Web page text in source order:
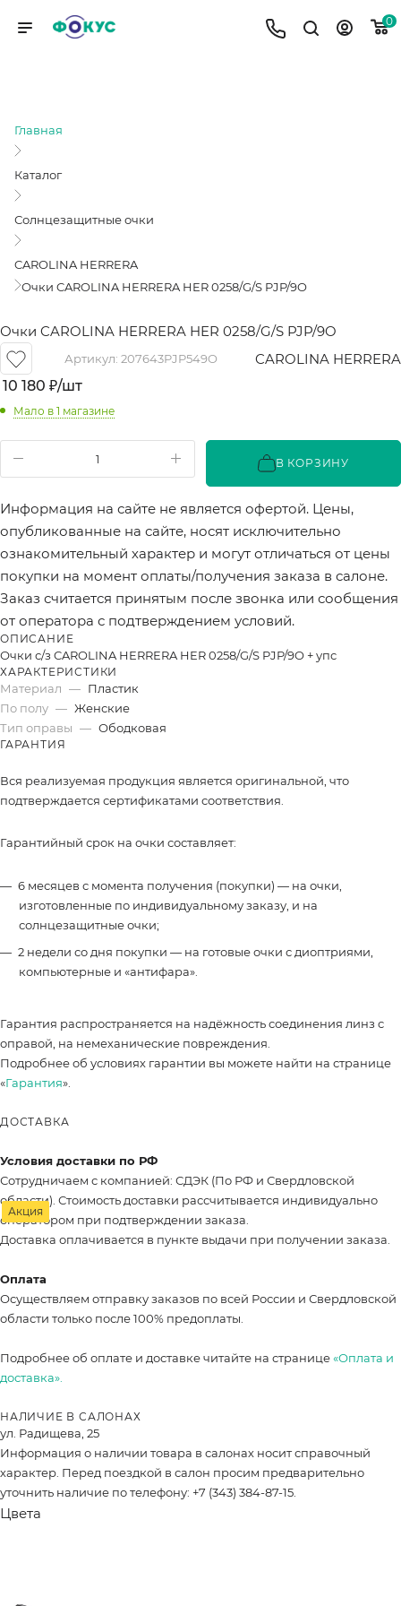
0
Главная
Каталог
Солнцезащитные очки
CAROLINA HERRERA
Очки CAROLINA HERRERA HER 0258/G/S PJP/9O
Акция
Очки CAROLINA HERRERA HER 0258/G/S PJP/9O
Артикул: 207643PJP549O
CAROLINA HERRERA
10 180 ₽/шт
Мало в 1 магазине
В КОРЗИНУ
Информация на сайте не является офертой. Цены,
опубликованные на сайте, носят исключительно
ознакомительный характер и могут отличаться от цены
покупки на момент оплаты/получения заказа в салоне.
Заказ считается принятым после звонка или сообщения
от оператора с подтверждением условий.
ОПИСАНИЕ
Очки с/з CAROLINA HERRERA HER 0258/G/S PJP/9O + упс
ХАРАКТЕРИСТИКИ
Материал — Пластик
По полу — Женские
Тип оправы — Ободковая
ГАРАНТИЯ
Вся реализуемая продукция является оригинальной, что
подтверждается сертификатами соответствия.
Гарантийный срок на очки составляет:
6 месяцев с момента получения (покупки) — на очки,
изготовленные по индивидуальному заказу, и на
солнцезащитные очки;
2 недели со дня покупки — на готовые очки с диоптриями,
компьютерные и «антифара».
Гарантия распространяется на надёжность соединения линз с
оправой, на немеханические повреждения.
Подробнее об условиях гарантии вы можете найти на странице
«Гарантия».
ДОСТАВКА
Условия доставки по РФ
Сотрудничаем с компанией: СДЭК (По РФ и Свердловской
области). Стоимость доставки рассчитывается индивидуально
оператором при подтверждении заказа.
Доставка оплачивается в пункте выдачи при получении заказа.
Оплата
Осуществляем отправку заказов по всей России и Свердловской
области только после 100% предоплаты.
Подробнее об оплате и доставке читайте на странице«Оплата и
доставка».
НАЛИЧИЕ В САЛОНАХ
ул. Радищева, 25
Информация о наличии товара в салонах носит справочный
характер. Перед поездкой в салон просим предварительно
уточнить наличие по телефону: +7 (343) 384-87-15.
Цвета